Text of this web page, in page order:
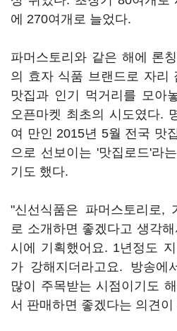
에 270여개로 늘었다.
파머스토리와 같은 해에 론
의 효자 식품 브랜드로 자리
맛집과 인기 먹거리를 모아
오픈마켓 최초의 시도였다.
여 만인 2015년 5월 전국 맛
으로 선보이는 '맛집로드'라
기도 했다.
"신선식품은 파머스토리로,
로 소개하면 좋겠다고 생각
시에 기획했어요. 1년정도
가 강해지더라고요. 방송에
많이 주목받는 시점이기도
서 판매하면 좋겠다는 의견이